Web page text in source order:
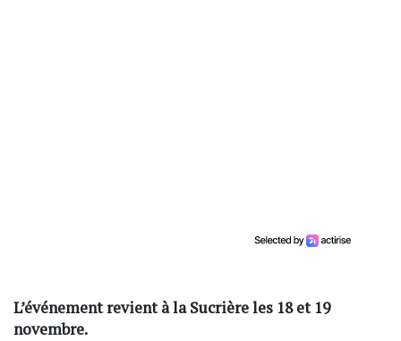
L’événement revient à la Sucrière les 18 et 19
novembre.